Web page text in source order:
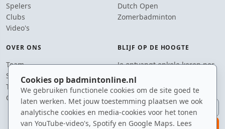
Cookies op badmintonline.nl
We gebruiken functionele cookies om de site goed te
laten werken. Met jouw toestemming plaatsen we ook
analytische cookies en media-cookies voor het tonen
van YouTube-video's, Spotify en Google Maps. Lees
Spelers
Clubs
Video's
Dutch Open
Zomerbadminton
OVER ONS
Team
Supporters
Tip de redactie
Contact
BLIJF OP DE HOOGTE
Je ontvangt enkele keren per
jaar een e-mail met het
laatste badmintonnieuws.
E-mailadres
aanmelden